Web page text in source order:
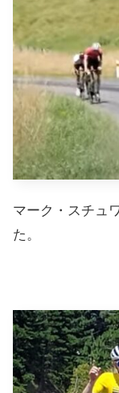
マーク・スチュ
た。